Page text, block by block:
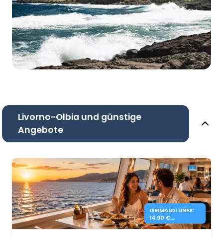
Livorno-Olbia und günstige
Angebote
GRIMALDI LINES:
14,90 €
ABENDESSEN AN